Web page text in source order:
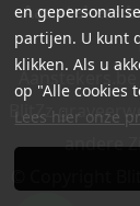
BlitZz
andere
© Copyright
en
partijen. U kunt
klikken. Als u
op "Alle cookies
Lees hier onze